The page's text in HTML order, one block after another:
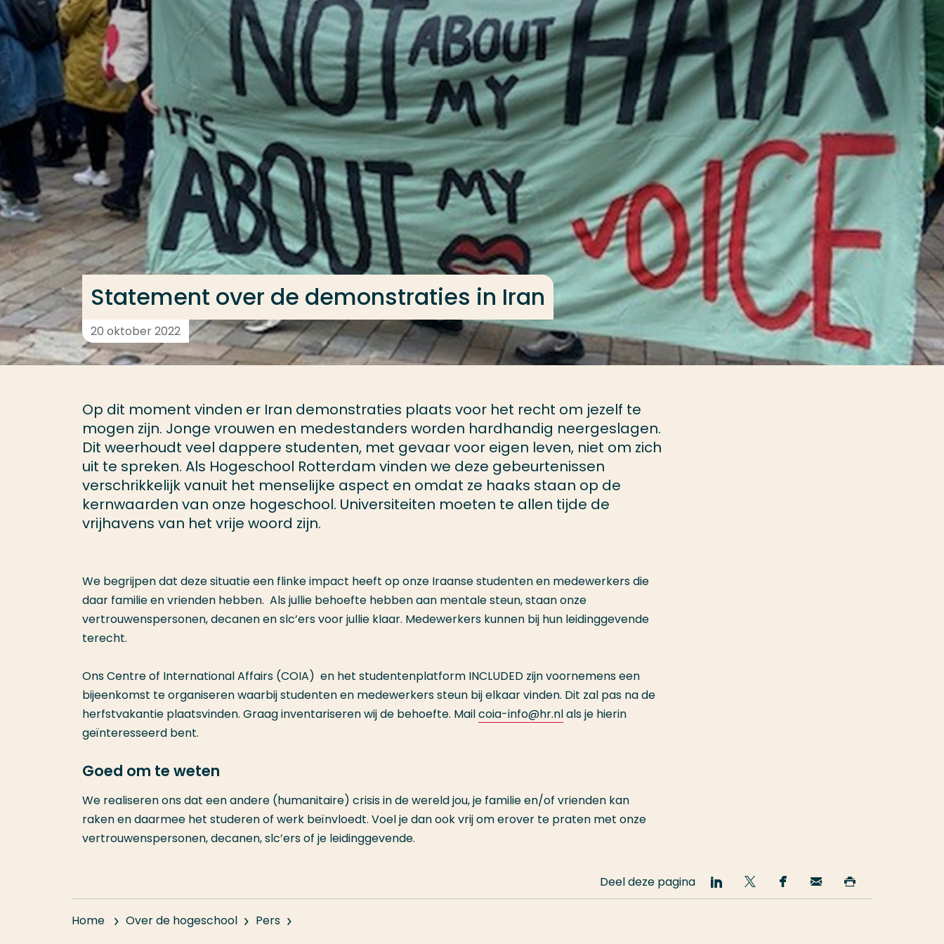
Ga direct naar de content
Statement over de demonstraties in Iran
20 oktober 2022
Op dit moment vinden er Iran demonstraties plaats voor het recht om jezelf te
mogen zijn. Jonge vrouwen en medestanders worden hardhandig neergeslagen.
Dit weerhoudt veel dappere studenten, met gevaar voor eigen leven, niet om zich
uit te spreken. Als Hogeschool Rotterdam vinden we deze gebeurtenissen
verschrikkelijk vanuit het menselijke aspect en omdat ze haaks staan op de
kernwaarden van onze hogeschool. Universiteiten moeten te allen tijde de
vrijhavens van het vrije woord zijn.
We begrijpen dat deze situatie een flinke impact heeft op onze Iraanse studenten en medewerkers die
daar familie en vrienden hebben. Als jullie behoefte hebben aan mentale steun, staan onze
vertrouwenspersonen, decanen en slc’ers voor jullie klaar. Medewerkers kunnen bij hun leidinggevende
terecht.
Ons Centre of International Affairs (COIA) en het studentenplatform INCLUDED zijn voornemens een
bijeenkomst te organiseren waarbij studenten en medewerkers steun bij elkaar vinden. Dit zal pas na de
herfstvakantie plaatsvinden. Graag inventariseren wij de behoefte. Mailcoia-info@hr.nlals je hierin
geïnteresseerd bent.
Goed om te weten
We realiseren ons dat een andere (humanitaire) crisis in de wereld jou, je familie en/of vrienden kan
raken en daarmee het studeren of werk beïnvloedt. Voel je dan ook vrij om erover te praten met onze
vertrouwenspersonen, decanen, slc’ers of je leidinggevende.
Home Over de hogeschool Pers
Deel deze pagina
Deel
op
Deel
op
Deel
op
Email
deze deze
Veel gezocht
Opleiding
Contact